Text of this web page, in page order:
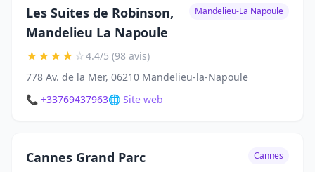
Les Suites de Robinson,
Mandelieu La Napoule
Mandelieu-La Napoule
★★★★☆4.4/5 (98 avis)
778 Av. de la Mer, 06210 Mandelieu-la-Napoule
📞 +33769437963🌐 Site web
Cannes Grand Parc Cannes